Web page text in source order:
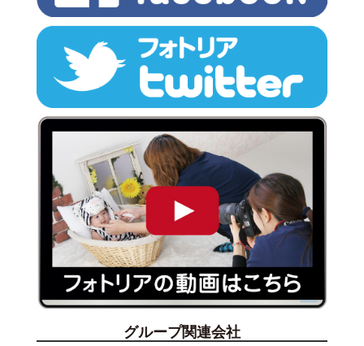
グループ関連会社